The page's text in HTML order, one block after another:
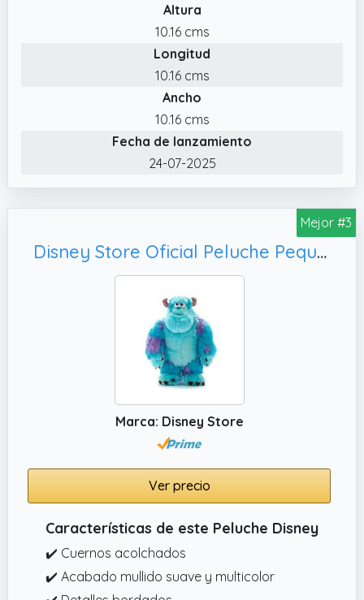
Altura
10.16 cms
Longitud
10.16 cms
Ancho
10.16 cms
Fecha de lanzamiento
24-07-2025
Mejor #3
Disney Store Oficial Peluche Pequeño Sulley, Apto Desde el Nacimiento
Marca: Disney Store
Ver precio
Características de este Peluche Disney
✔️ Cuernos acolchados
✔️ Acabado mullido suave y multicolor